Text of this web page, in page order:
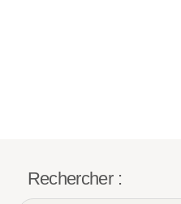
Rechercher :